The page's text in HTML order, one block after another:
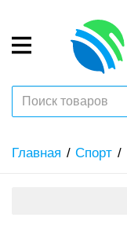
Главная Спорт